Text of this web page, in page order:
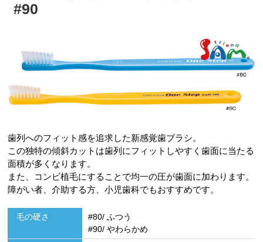
#90
歯列へのフィット感を追求した新感覚歯ブラシ。
この独特の傾斜カットは歯列にフィットしやすく歯面に当たる
面積が多くなります。
また、コンビ植毛にすることで均一の圧が歯面に加わります。
障がい者、介助する方、小児歯科でもおすすめです。
毛の硬さ
#80/ ふつう
#90/ やわらかめ